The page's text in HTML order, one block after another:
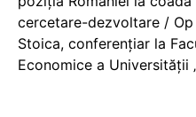
cercetare-dezvoltare /
Stoica, conferențiar la
Economice a Universității